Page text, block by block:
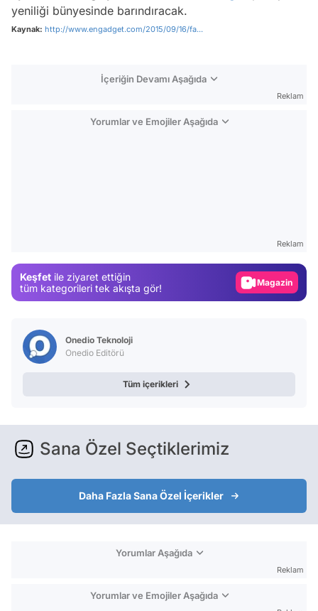
yeniliği bünyesinde barındıracak.
Kaynak: http://www.engadget.com/2015/09/16/fa...
İçeriğin Devamı Aşağıda
Reklam
Yorumlar ve Emojiler Aşağıda
Reklam
Keşfet ile ziyaret ettiğin
tüm kategorileri tek akışta gör!
Magazin
Onedio Teknoloji
Onedio Editörü
Tüm içerikleri
Sana Özel Seçtiklerimiz
Daha Fazla Sana Özel İçerikler
Yorumlar Aşağıda
Reklam
Yorumlar ve Emojiler Aşağıda